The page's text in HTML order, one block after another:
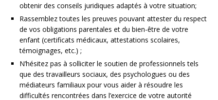
obtenir des conseils juridiques adaptés à votre situation;
Rassemblez toutes les preuves pouvant attester du respect
de vos obligations parentales et du bien-être de votre
enfant (certificats médicaux, attestations scolaires,
témoignages, etc.) ;
N’hésitez pas à solliciter le soutien de professionnels tels
que des travailleurs sociaux, des psychologues ou des
médiateurs familiaux pour vous aider à résoudre les
difficultés rencontrées dans l’exercice de votre autorité